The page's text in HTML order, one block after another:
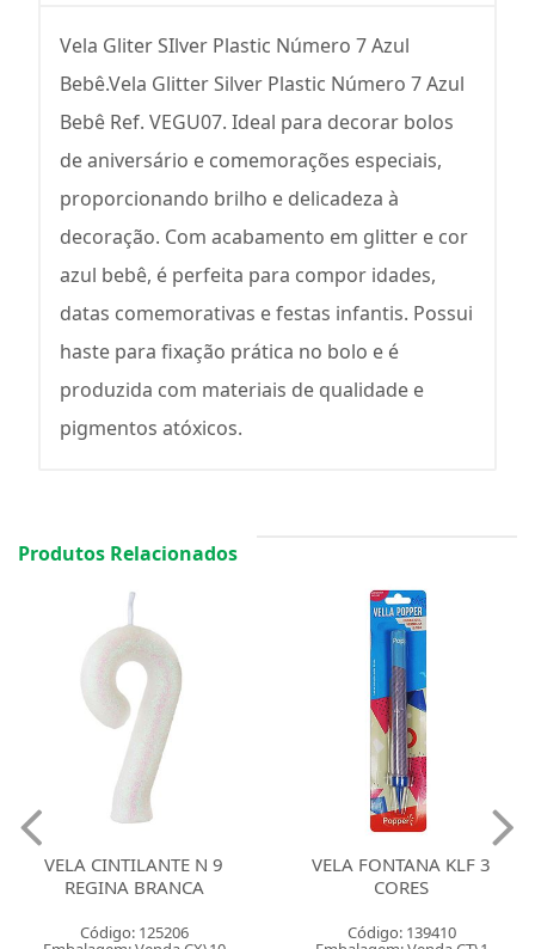
Vela Gliter SIlver Plastic Número 7 Azul
Bebê.Vela Glitter Silver Plastic Número 7 Azul
Bebê Ref. VEGU07. Ideal para decorar bolos
de aniversário e comemorações especiais,
proporcionando brilho e delicadeza à
decoração. Com acabamento em glitter e cor
azul bebê, é perfeita para compor idades,
datas comemorativas e festas infantis. Possui
haste para fixação prática no bolo e é
produzida com materiais de qualidade e
pigmentos atóxicos.
Produtos Relacionados
VELA CINTILANTE N 9
REGINA BRANCA
Código: 125206
VELA FONTANA KLF 3
CORES
Código: 139410